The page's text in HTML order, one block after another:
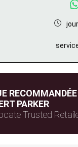
RECOMMANDÉE
PARKER
Trusted